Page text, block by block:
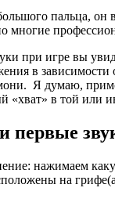
пальца,
многие
при игре вы
в
Я думаю,
«хват» в той или
первые
нажимаем
на